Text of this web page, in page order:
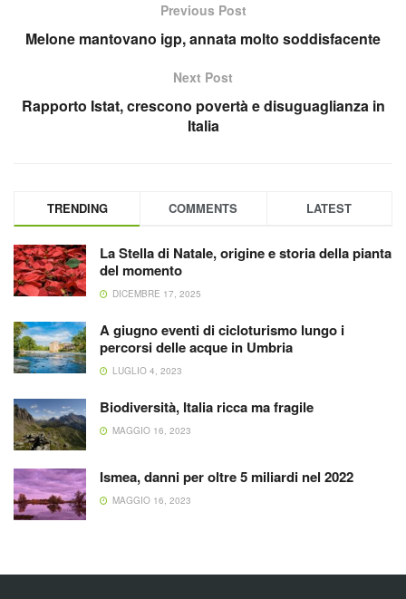
Previous Post
Melone mantovano igp, annata molto soddisfacente
Next Post
Rapporto Istat, crescono povertà e disuguaglianza in
Italia
TRENDING COMMENTS LATEST
La Stella di Natale, origine e storia della pianta
del momento
DICEMBRE 17, 2025
A giugno eventi di cicloturismo lungo i
percorsi delle acque in Umbria
LUGLIO 4, 2023
Biodiversità, Italia ricca ma fragile
MAGGIO 16, 2023
Ismea, danni per oltre 5 miliardi nel 2022
MAGGIO 16, 2023